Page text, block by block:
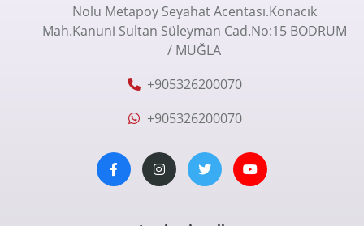
Nolu Metapoy Seyahat Acentası.Konacık
Mah.Kanuni Sultan Süleyman Cad.No:15 BODRUM
/ MUĞLA
+905326200070
+905326200070